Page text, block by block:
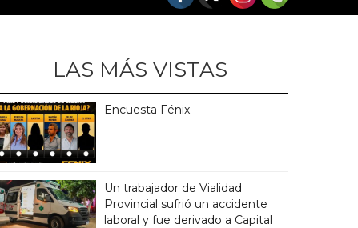
LAS MÁS VISTAS
Encuesta Fénix
Un trabajador de Vialidad
Provincial sufrió un accidente
laboral y fue derivado a Capital